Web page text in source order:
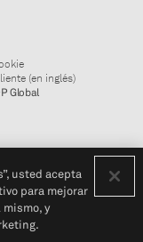
(en inglés)
Global
usted acepta
para mejorar
y